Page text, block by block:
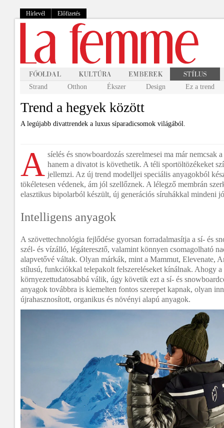
Hírlevél Előfizetés
Strand Otthon Ékszer Design Ez a trend
Trend a hegyek között
A legújabb divattrendek a luxus síparadicsomok világából.
A síelés és snowboardozás szerelmesei ma már nemcsak
hanem a divatot is követhetik. A téli sportöltözékeket
jellemzi. Az új trend modelljei speciális anyagokból
tökéletesen védenek, ám jól szellőznek. A lélegző membrán
elasztikus bipolarból készült, új generációs síruhákkal mindeni
Intelligens anyagok
A szövettechnológia fejlődése gyorsan forradalmasítja a sí- és
szél- és vízálló, légáteresztő, valamint könnyen csomagolható
alapvetővé váltak. Olyan márkák, mint a Mammut, Elevenate,
stílusú, funkciókkal telepakolt felszereléseket kínálnak. Ahogy
környezettudatosabbá válik, úgy követik ezt a sí- és
anyagok továbbra is kiemelten fontos szerepet kapnak, olyan
újrahasznosított, organikus és növényi alapú anyagok.